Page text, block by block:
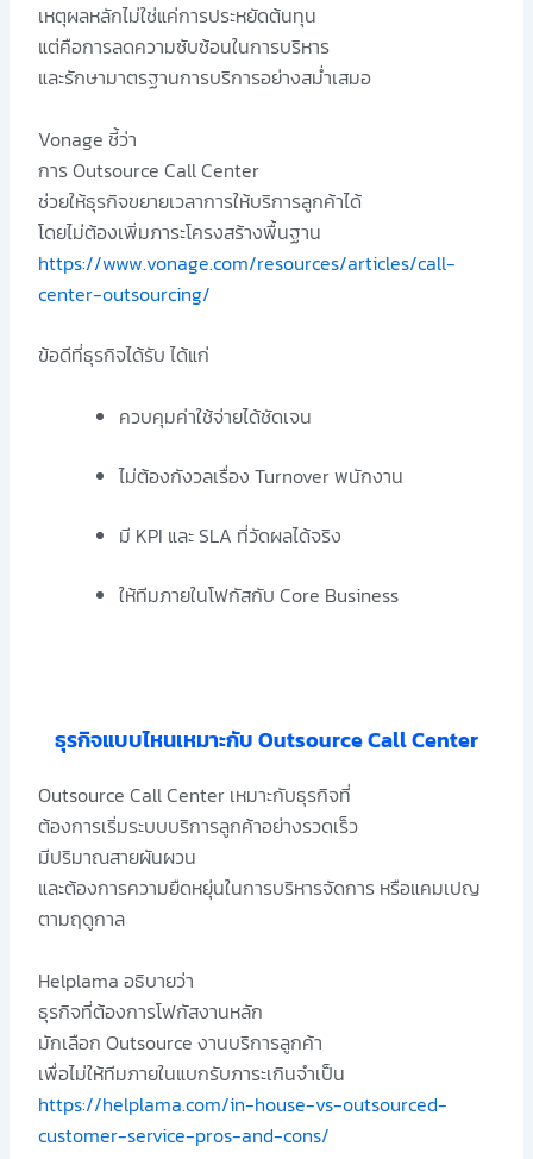
เหตุผลหลักไม่ใช่แค่การประหยัดต้นทุน
แต่คือการลดความซับซ้อนในการบริหาร
และรักษามาตรฐานการบริการอย่างสม่ำเสมอ
Vonage ชี้ว่า
การ Outsource Call Center
ช่วยให้ธุรกิจขยายเวลาการให้บริการลูกค้าได้
โดยไม่ต้องเพิ่มภาระโครงสร้างพื้นฐาน
https://www.vonage.com/resources/articles/call-
center-outsourcing/
ข้อดีที่ธุรกิจได้รับ ได้แก่
ควบคุมค่าใช้จ่ายได้ชัดเจน
ไม่ต้องกังวลเรื่อง Turnover พนักงาน
มี KPI และ SLA ที่วัดผลได้จริง
ให้ทีมภายในโฟกัสกับ Core Business
ธุรกิจแบบไหนเหมาะกับ Outsource Call Center
Outsource Call Center เหมาะกับธุรกิจที่
ต้องการเริ่มระบบบริการลูกค้าอย่างรวดเร็ว
มีปริมาณสายผันผวน
และต้องการความยืดหยุ่นในการบริหารจัดการ หรือแคมเปญ
ตามฤดูกาล
Helplama อธิบายว่า
ธุรกิจที่ต้องการโฟกัสงานหลัก
มักเลือก Outsource งานบริการลูกค้า
เพื่อไม่ให้ทีมภายในแบกรับภาระเกินจำเป็น
https://helplama.com/in-house-vs-outsourced-
customer-service-pros-and-cons/